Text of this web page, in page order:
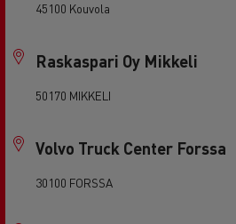
45100 Kouvola
Raskaspari Oy Mikkeli
50170 MIKKELI
Volvo Truck Center Forssa
30100 FORSSA